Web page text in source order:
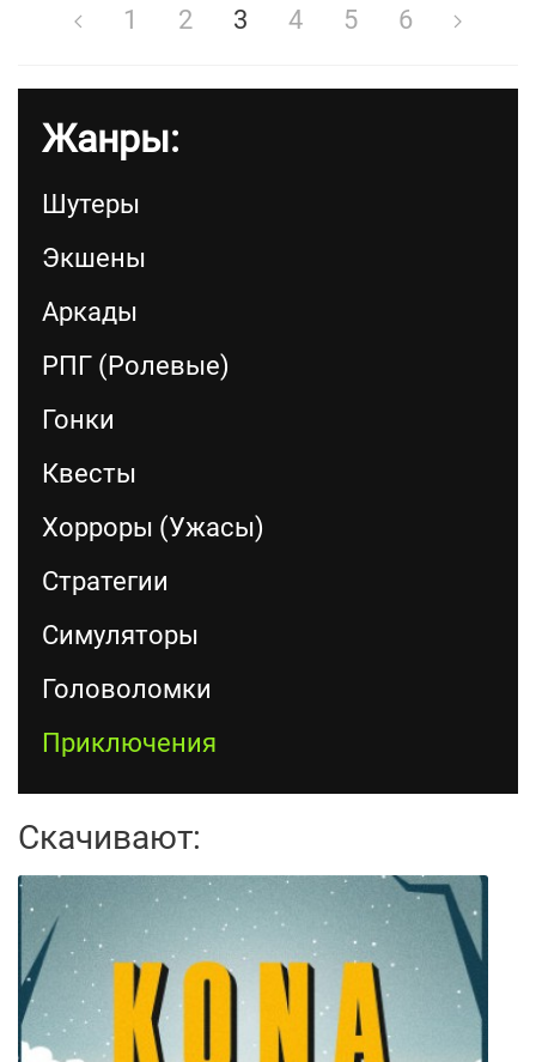
1 2 3 4 5 6
Жанры:
Шутеры
Экшены
Аркады
РПГ (Ролевые)
Гонки
Квесты
Хорроры (Ужасы)
Стратегии
Симуляторы
Головоломки
Приключения
Скачивают: